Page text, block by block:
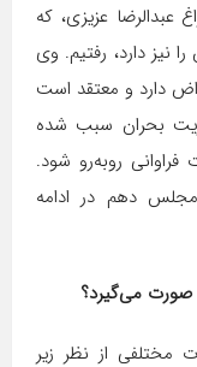
عزیزی، که
نیز دارد، رفتیم. وی
دارد و معتقد است
بحران سبب شده
روبه‌رو شود.
دهم در ادامه
صورت می‌گیرد؟
مختلفی از نظر زیر